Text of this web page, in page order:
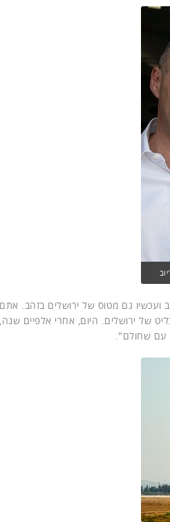
גם מטוס של ירושלים בזהב. אתם
של ירושלים. היום, אחרי אלפיים שנה,
עם שחולם".